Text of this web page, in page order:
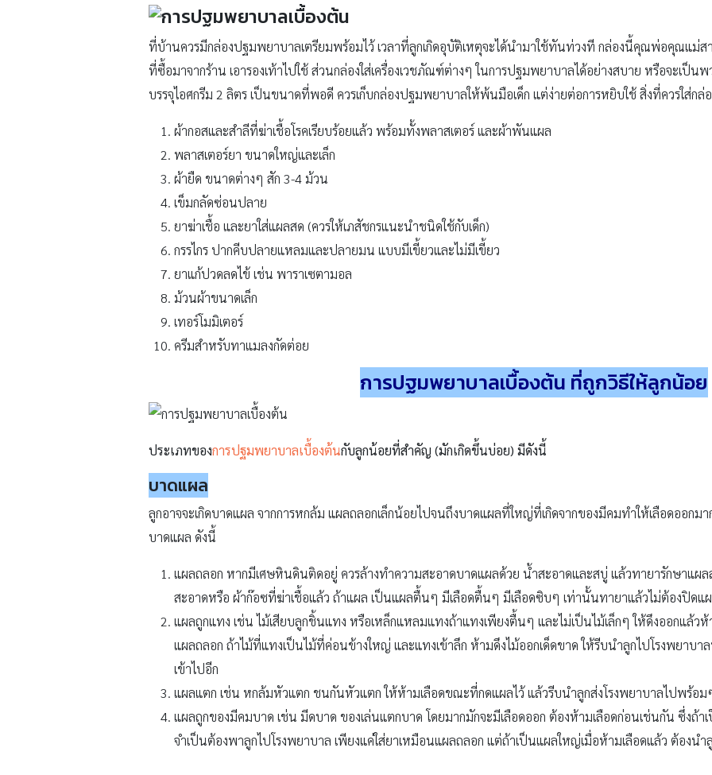
ที่บ้านควรมีกล่องปฐมพยาบาลเตรียมพร้อมไว้ เวลาที่ลูกเกิดอุบัติเหตุจะได้นำมาใช้ทันท่วงที กล่องนี้คุณพ่อคุณแม่สา
ที่ซื้อมาจากร้าน เอารองเท้าไปใช้ ส่วนกล่องใส่เครื่องเวชภัณฑ์ต่างๆ ในการปฐมพยาบาลได้อย่างสบาย หรือจะเป็น
บรรจุไอศกรีม 2 ลิตร เป็นขนาดที่พอดี ควรเก็บกล่องปฐมพยาบาลให้พ้นมือเด็ก แต่ง่ายต่อการหยิบใช้ สิ่งที่ควรใส่กล่อ
ผ้ากอสและสำลีที่ฆ่าเชื้อโรคเรียบร้อยแล้ว พร้อมทั้งพลาสเตอร์ และผ้าพันแผล
พลาสเตอร์ยา ขนาดใหญ่และเล็ก
ผ้ายืด ขนาดต่างๆ สัก 3-4 ม้วน
เข็มกลัดซ่อนปลาย
ยาฆ่าเชื้อ และยาใส่แผลสด (ควรให้เภสัชกรแนะนำชนิดใช้กับเด็ก)
กรรไกร ปากคีบปลายแหลมและปลายมน แบบมีเขี้ยวและไม่มีเขี้ยว
ยาแก้ปวดลดไข้ เช่น พาราเซตามอล
ม้วนผ้าขนาดเล็ก
เทอร์โมมิเตอร์
ครีมสำหรับทาแมลงกัดต่อย
การปฐมพยาบาลเบื้องต้น ที่ถูกวิธีให้ลูกน้อย
ประเภทของการปฐมพยาบาลเบื้องต้นกับลูกน้อยที่สำคัญ (มักเกิดขึ้นบ่อย) มีดังนี้
บาดแผล
ลูกอาจจะเกิดบาดแผล จากการหกล้ม แผลถลอกเล็กน้อยไปจนถึงบาดแผลที่ใหญ่ที่เกิดจากของมีคมทำให้เลือดออก
บาดแผล ดังนี้
แผลถลอก หากมีเศษหินดินติดอยู่ ควรล้างทำความสะอาดบาดแผลด้วย น้ำสะอาดและสบู่ แล้วทายารักษาแผ
สะอาดหรือ ผ้าก๊อซที่ฆ่าเชื้อแล้ว ถ้าแผล เป็นแผลตื้นๆ มีเลือดตื้นๆ มีเลือดซิบๆ เท่านั้นทายาแล้วไม่ต้องปิดแ
แผลถูกแทง เช่น ไม้เสียบลูกชิ้นแทง หรือเหล็กแหลมแทงถ้าแทงเพียงตื้นๆ และไม่เป็นไม้เล็กๆ ให้ดึงออกแล้วห้
แผลถลอก ถ้าไม้ที่แทงเป็นไม้ที่ค่อนข้างใหญ่ และแทงเข้าลึก ห้ามดึงไม้ออกเด็ดขาด ให้รีบนําลูกไปโรงพยาบา
เข้าไปอีก
แผลแตก เช่น หกล้มหัวแตก ชนกันหัวแตก ให้ห้ามเลือดขณะที่กดแผลไว้ แล้วรีบนําลูกส่งโรงพยาบาลไปพร้อม
แผลถูกของมีคมบาด เช่น มีดบาด ของเล่นแตกบาด โดยมากมักจะมีเลือดออก ต้องห้ามเลือดก่อนเช่นกัน ซึ่งถ้า
จำเป็นต้องพาลูกไปโรงพยาบาล เพียงแค่ใส่ยาเหมือนแผลถลอก แต่ถ้าเป็นแผลใหญ่เมื่อห้ามเลือดแล้ว ต้องนํ